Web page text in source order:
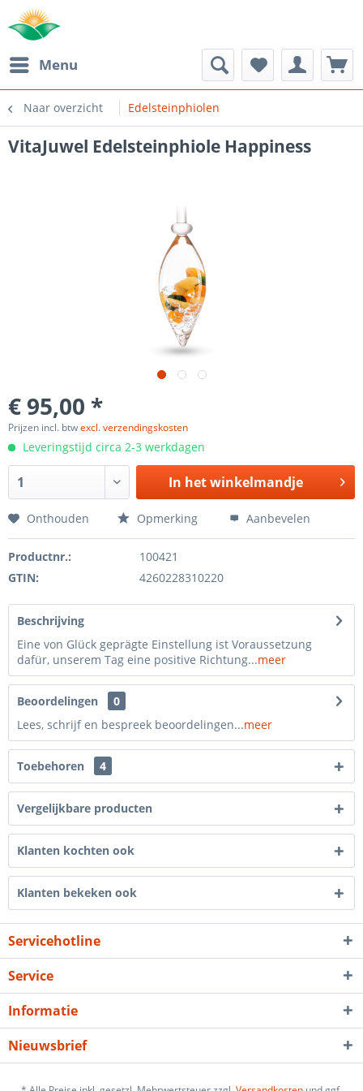
Menu
Naar overzicht Edelsteinphiolen
VitaJuwel Edelsteinphiole Happiness
€ 95,00 *
Prijzen incl. btwexcl. verzendingskosten
Leveringstijd circa 2-3 werkdagen
In hetwinkelmandje
Onthouden Opmerking Aanbevelen
Productnr.:
100421
GTIN:
4260228310220
Beschrijving
Eine von Glück geprägte Einstellung ist Voraussetzung
dafür, unserem Tag eine positive Richtung...meer
Beoordelingen
0
Lees, schrijf en bespreek beoordelingen...meer
Toebehoren 4
Vergelijkbare producten
Klanten kochten ook
Klanten bekeken ook
Servicehotline
Service
Informatie
Nieuwsbrief